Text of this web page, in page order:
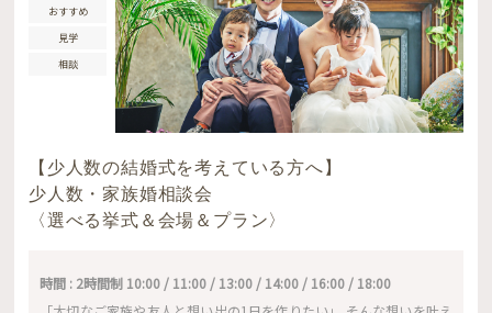
おすすめ
見学
相談
【少人数の結婚式を考えている方へ】
少人数・家族婚相談会
〈選べる挙式＆会場＆プラン〉
時間 : 2時間制 10:00 / 11:00 / 13:00 / 14:00 / 16:00 / 18:00